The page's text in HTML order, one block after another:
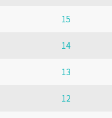
15
14
13
12